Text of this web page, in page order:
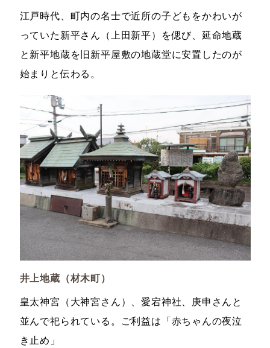
江戸時代、町内の名士で近所の子どもをかわいが
っていた新平さん（上田新平）を偲び、延命地蔵
と新平地蔵を旧新平屋敷の地蔵堂に安置したのが
始まりと伝わる。
井上地蔵（材木町）
皇太神宮（大神宮さん）、愛宕神社、庚申さんと
並んで祀られている。ご利益は「赤ちゃんの夜泣
き止め」